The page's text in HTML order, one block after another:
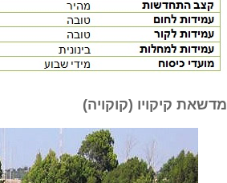
מדשאת קיקויו (קוקויה)